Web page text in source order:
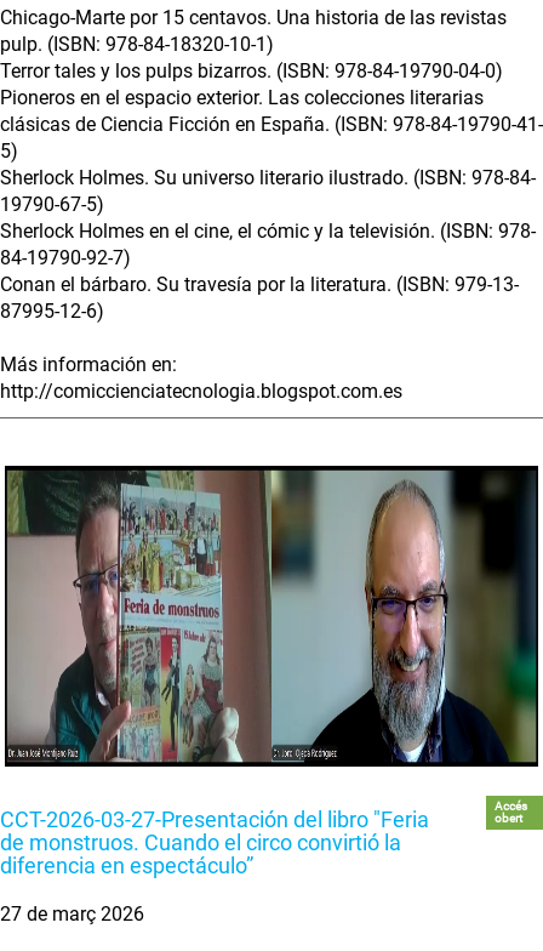
Chicago-Marte por 15 centavos. Una historia de las revistas
pulp. (ISBN: 978-84-18320-10-1)
Terror tales y los pulps bizarros. (ISBN: 978-84-19790-04-0)
Pioneros en el espacio exterior. Las colecciones literarias
clásicas de Ciencia Ficción en España. (ISBN: 978-84-19790-41-
5)
Sherlock Holmes. Su universo literario ilustrado. (ISBN: 978-84-
19790-67-5)
Sherlock Holmes en el cine, el cómic y la televisión. (ISBN: 978-
84-19790-92-7)
Conan el bárbaro. Su travesía por la literatura. (ISBN: 979-13-
87995-12-6)
Más información en:
http://comiccienciatecnologia.blogspot.com.es
CCT-2026-03-27-Presentación del libro "Feria
de monstruos. Cuando el circo convirtió la
diferencia en espectáculo”
Accés
obert
27 de març 2026